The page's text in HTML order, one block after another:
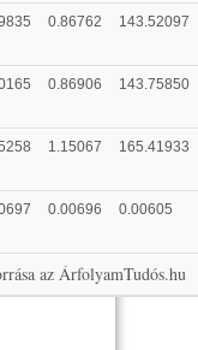
0.86762 143.52097
0.86906 143.75850
1.15067 165.41933
0.00696 0.00605
az ÁrfolyamTudós.hu